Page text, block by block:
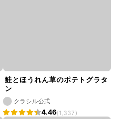
鮭とほうれん草のポテトグラタ
ン
クラシル公式
4.46(1,337)